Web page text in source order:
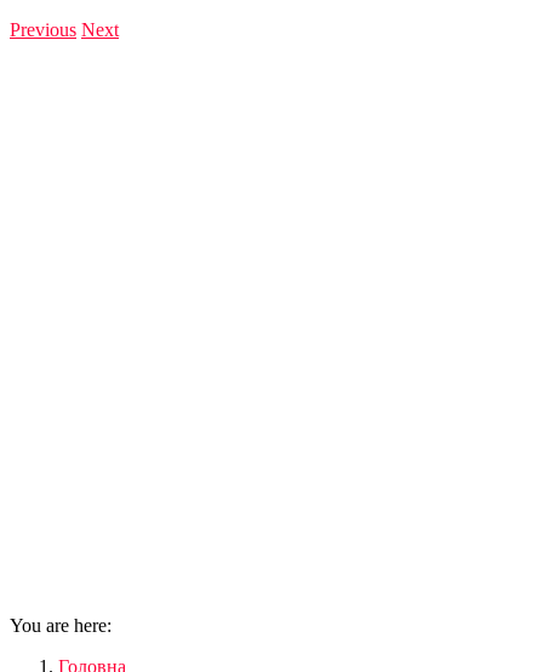
Previous Next
You are here:
Головна